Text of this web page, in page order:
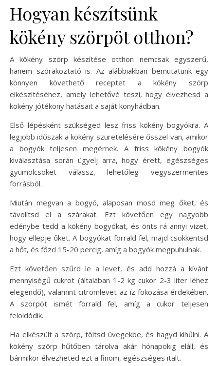
Hogyan készítsünk
kökény szörpöt otthon?
A kökény szörp készítése otthon nemcsak egyszerű,
hanem szórakoztató is. Az alábbiakban bemutatunk egy
könnyen követhető receptet a kökény szörp
elkészítéséhez, amely lehetővé teszi, hogy élvezhesd a
kökény jótékony hatásait a saját konyhádban.
Első lépésként szükséged lesz friss kökény bogyókra. A
legjobb időszak a kökény szüretelésére ősszel van, amikor
a bogyók teljesen megérnek. A friss kökény bogyók
kiválasztása során ügyelj arra, hogy érett, egészséges
gyümölcsöket válassz, lehetőleg vegyszermentes
forrásból.
Miután megvan a bogyó, alaposan mosd meg őket, és
távolítsd el a szárakat. Ezt követően egy nagyobb
edénybe tedd a kökény bogyókat, és önts rá annyi vizet,
hogy ellepje őket. A bogyókat forrald fel, majd csökkentsd
a hőt, és főzd 15-20 percig, amíg a bogyók megpuhulnak.
Ezt követően szűrd le a levet, és add hozzá a kívánt
mennyiségű cukrot (általában 1-2 kg cukor 2-3 liter léhez
elegendő), valamint citromlevet az íz fokozása érdekében.
A szörpöt ismét forrald fel, amíg a cukor teljesen
feloldódik.
Ha elkészült a szörp, töltsd üvegekbe, és hagyd kihűlni. A
kökény szörp hűtőben tárolva akár hónapokig eláll, és
bármikor élvezheted ezt a finom, egészséges italt.